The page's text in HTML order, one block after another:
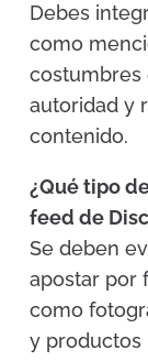
Debes
como
costumbres
autoridad y
contenido.
¿Qué tipo
feed de
Se deben
apostar por
como
y productos